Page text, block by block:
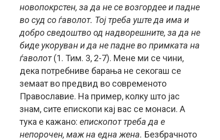
новопокрстен, за да не се возгордее и падне
во суд со ѓаволот. Тој треба уште да има и
добро сведоштво од надворешните, за да не
биде укоруван и да не падне во примката на
ѓаволот(1. Тим. 3, 2-7). Мене ми се чини,
дека потребниве барања не секогаш се
земаат во предвид во современото
Православие. На пример, колку што јас
знам, сите епископи кај вас се монаси. А
тука е кажано: епископот треба да е
непорочен, маж на една жена. Безбрачното